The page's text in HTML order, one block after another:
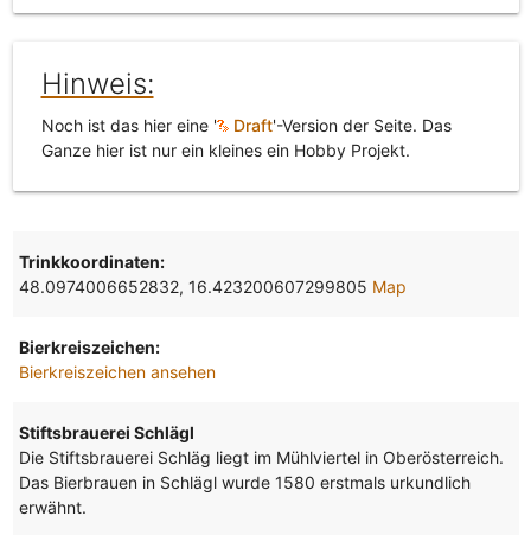
Hinweis:
Noch ist das hier eine ' Draft'-Version der Seite. Das
Ganze hier ist nur ein kleines ein Hobby Projekt.
Trinkkoordinaten:
48.0974006652832, 16.423200607299805 Map
Bierkreiszeichen:
Bierkreiszeichen ansehen
Stiftsbrauerei Schlägl
Die Stiftsbrauerei Schläg liegt im Mühlviertel in Oberösterreich.
Das Bierbrauen in Schlägl wurde 1580 erstmals urkundlich
erwähnt.